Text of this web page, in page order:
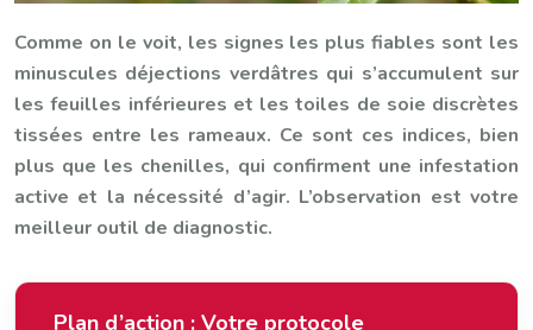
Comme on le voit, les signes les plus fiables sont les
minuscules déjections verdâtres qui s’accumulent sur
les feuilles inférieures et les toiles de soie discrètes
tissées entre les rameaux. Ce sont ces indices, bien
plus que les chenilles, qui confirment une infestation
active et la nécessité d’agir. L’observation est votre
meilleur outil de diagnostic.
Plan d’action : Votre protocole